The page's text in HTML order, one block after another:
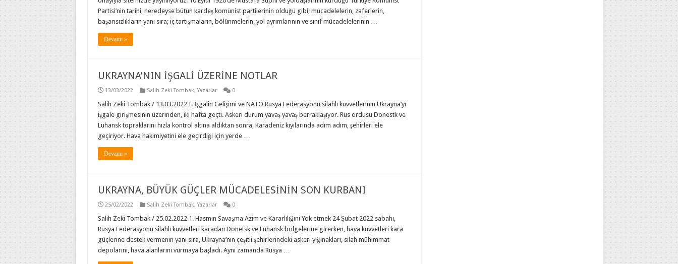
Partisi’nin tarihi, neredeyse bütün kardeş komünist partilerinin olduğu gibi; mücadelelerin, zaferlerin,
başarısızlıkların yanı sıra; iç tartışmaların, bölünmelerin, yol ayrımlarının ve sınıf mücadelelerinin …
Devamı »
UKRAYNA’NIN İŞGALİ ÜZERİNE NOTLAR
13/03/2022 Salih Zeki Tombak,Yazarlar 0
Salih Zeki Tombak / 13.03.2022 I. İşgalin Gelişimi ve NATO Rusya Federasyonu silahlı kuvvetlerinin Ukrayna’yı
işgale girişmesinin üzerinden, iki hafta geçti. Askeri durum yavaş yavaş berraklaşıyor. Rus ordusu Donestk ve
Luhansk topraklarını hızla kontrol altına aldıktan sonra, Karadeniz kıyılarında adım adım, şehirleri ele
geçiriyor. Hava hakimiyetini ele geçirdiği için yerde …
Devamı »
UKRAYNA, BÜYÜK GÜÇLER MÜCADELESİNİN SON KURBANI
25/02/2022 Salih Zeki Tombak,Yazarlar 0
Salih Zeki Tombak / 25.02.2022 1. Hasmın Savaşma Azim ve Kararlılığını Yok etmek 24 Şubat 2022 sabahı,
Rusya Federasyonu silahlı kuvvetleri karadan Donetsk ve Luhansk bölgelerine girerken, hava kuvvetleri kara
güçlerine destek vermenin yanı sıra, Ukrayna’nın çeşitli şehirlerindeki askeri yığınakları, silah mühimmat
depolarını, hava alanlarını vurmaya başladı. Aynı zamanda Rusya …